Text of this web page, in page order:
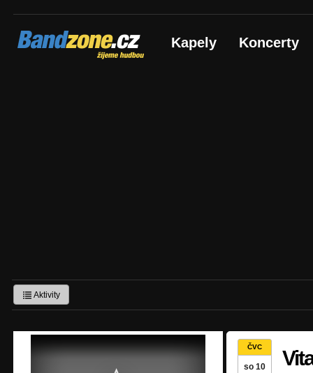
Bandzone.cz
žijeme hudbou Kapely Koncerty
Aktivity
ČVC
so 10